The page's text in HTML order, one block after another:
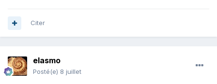
Citer
elasmo
Posté(e) 8 juillet